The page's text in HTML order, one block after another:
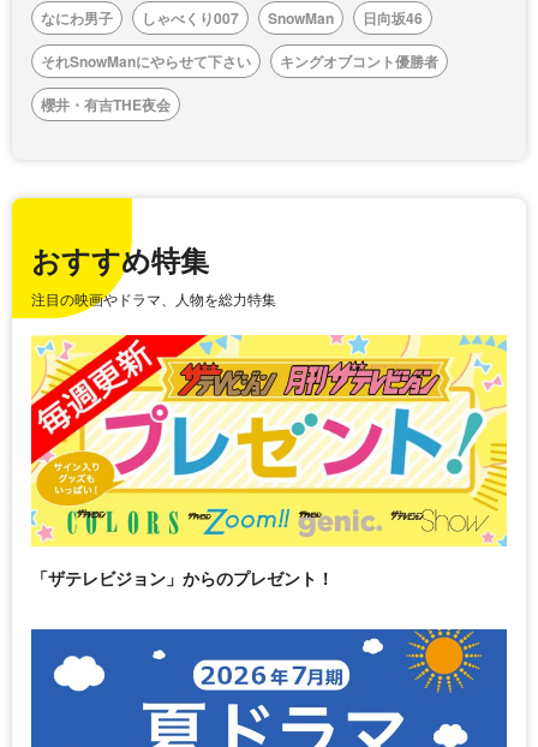
なにわ男子
しゃべくり007 SnowMan
日向坂46
それSnowManにやらせて下さい
キングオブコント優勝者
櫻井・有吉THE夜会
おすすめ特集
注目の映画やドラマ、人物を総力特集
「ザテレビジョン」からのプレゼント！